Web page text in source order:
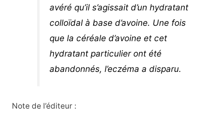
avéré qu’il s’agissait d’un hydratant
colloïdal à base d’avoine. Une fois
que la céréale d’avoine et cet
hydratant particulier ont été
abandonnés, l’eczéma a disparu.
Note de l’éditeur :